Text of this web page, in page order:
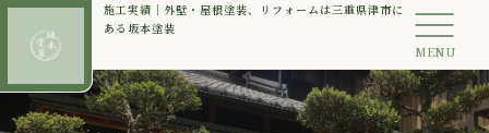
施工実績｜外壁・屋根塗装、リフォームは三重県津市に
ある坂本塗装
MENU